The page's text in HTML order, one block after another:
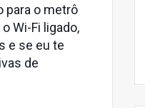
para o metrô
Wi-Fi ligado,
e se eu te
de